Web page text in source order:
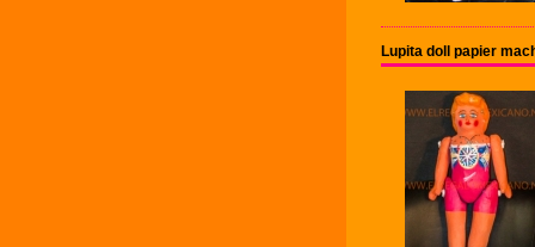
Lupita doll papier